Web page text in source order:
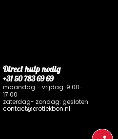
Direct hulp nodig
+31 50 783 69 69
maandag – vrijdag: 9:00-
17:00
zaterdag- zondag: gesloten
contact@erotiekbon.nl